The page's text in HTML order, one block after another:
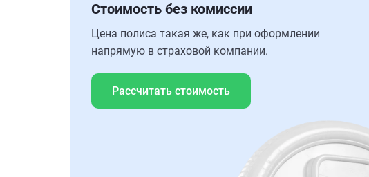
Стоимость без комиссии
Цена полиса такая же, как при оформлении
напрямую в страховой компании.
Рассчитать стоимость